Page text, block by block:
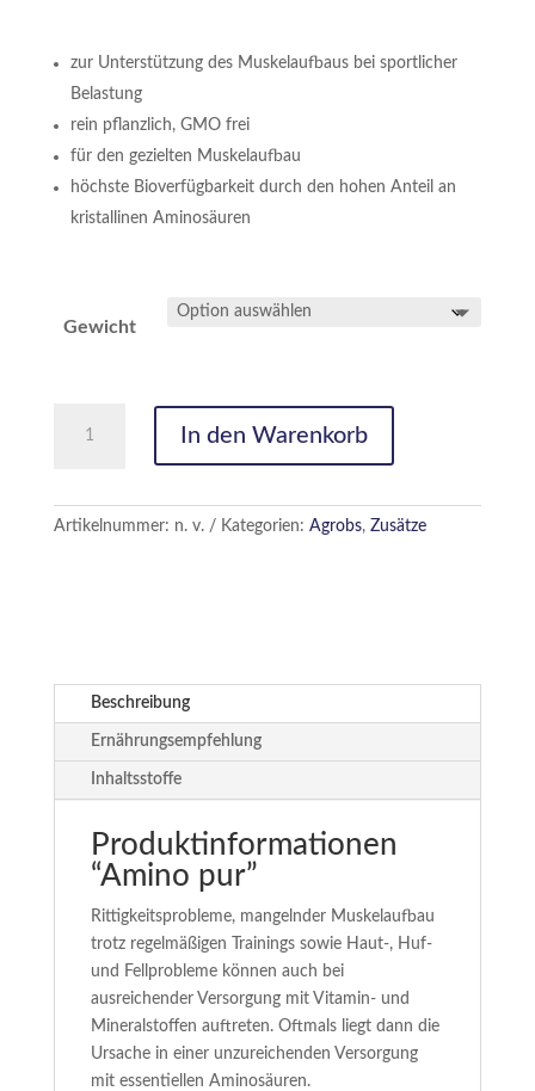
zur Unterstützung des Muskelaufbaus bei sportlicher
Belastung
rein pflanzlich, GMO frei
für den gezielten Muskelaufbau
höchste Bioverfügbarkeit durch den hohen Anteil an
kristallinen Aminosäuren
Gewicht
In den Warenkorb
Artikelnummer: n. v. Kategorien: Agrobs, Zusätze
Beschreibung
Ernährungsempfehlung
Inhaltsstoffe
Produktinformationen
“Amino pur”
Rittigkeitsprobleme, mangelnder Muskelaufbau
trotz regelmäßigen Trainings sowie Haut-, Huf-
und Fellprobleme können auch bei
ausreichender Versorgung mit Vitamin- und
Mineralstoffen auftreten. Oftmals liegt dann die
Ursache in einer unzureichenden Versorgung
mit essentiellen Aminosäuren.